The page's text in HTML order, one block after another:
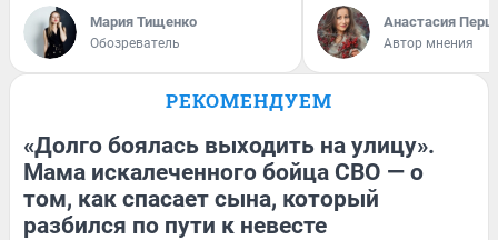
Мария Тищенко
Обозреватель
Анастасия
Автор мнения
РЕКОМЕНДУЕМ
«Долго боялась выходить на улицу».
Мама искалеченного бойца СВО — о
том, как спасает сына, который
разбился по пути к невесте